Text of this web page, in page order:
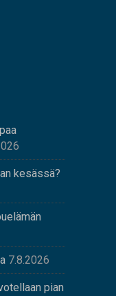
kesässä?
7.8.2026
pian